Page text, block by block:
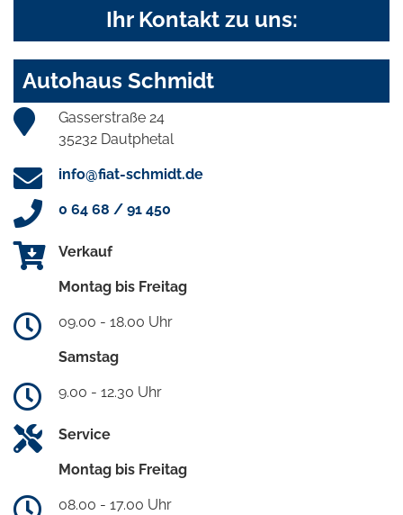
Ihr Kontakt zu uns:
Autohaus Schmidt
Gasserstraße 24
35232 Dautphetal
info@fiat-schmidt.de
0 64 68 / 91 450
Verkauf
Montag bis Freitag
09.00 - 18.00 Uhr
Samstag
9.00 - 12.30 Uhr
Service
Montag bis Freitag
08.00 - 17.00 Uhr